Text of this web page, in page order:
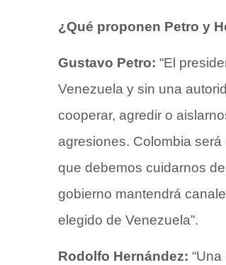
¿Qué proponen Petro y
Gustavo Petro: “El
Venezuela y sin una
cooperar, agredir o
agresiones. Colombia
que debemos cuidarnos
gobierno mantendrá
elegido de Venezuela”.
Rodolfo Hernández: